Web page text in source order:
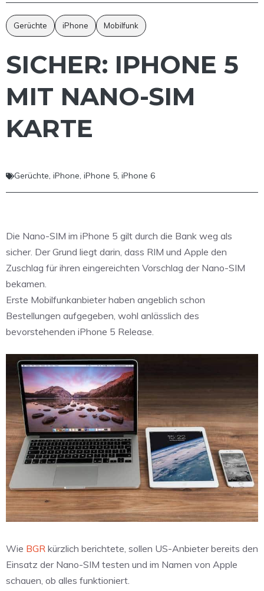
Gerüchte iPhone Mobilfunk
SICHER: IPHONE 5
MIT NANO-SIM
KARTE
Gerüchte, iPhone, iPhone 5, iPhone 6
Die Nano-SIM im iPhone 5 gilt durch die Bank weg als
sicher. Der Grund liegt darin, dass RIM und Apple den
Zuschlag für ihren eingereichten Vorschlag der Nano-SIM
bekamen.
Erste Mobilfunkanbieter haben angeblich schon
Bestellungen aufgegeben, wohl anlässlich des
bevorstehenden iPhone 5 Release.
Wie BGR kürzlich berichtete, sollen US-Anbieter bereits den
Einsatz der Nano-SIM testen und im Namen von Apple
schauen, ob alles funktioniert.